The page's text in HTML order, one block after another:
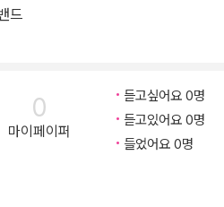
드
0
마이페이퍼
듣고싶어요 0명
듣고있어요 0명
들었어요 0명